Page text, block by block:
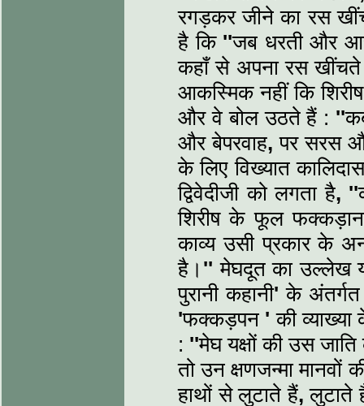
रगड़कर जीने का रस
है कि ''जब धरती और
कहाँ से अपना रस
आकस्मिक नहीं कि
और वे बोल उठते हैं : ''
और बेपरवाह, पर सरस
के लिए विख्‍यात
द्विवेदीजी को लगता है, ''
शिरीष के फूल
काव्‍य उसी प्रकार के
है। '' मेघदूत का उल्‍लेख
पुरानी कहानी' के
'फक्कड़पन ' की
: ''मेघ यक्षों की उस
तो उन क्षणजन्‍मा मानवों
हाथों से लुटाते हैं, लुटाते